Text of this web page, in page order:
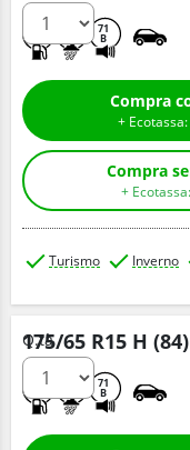
71
B
Turismo Inverno
175/65 R15 H (84)
71
B
Q.tà